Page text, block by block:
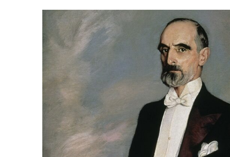
Presidente
soviético